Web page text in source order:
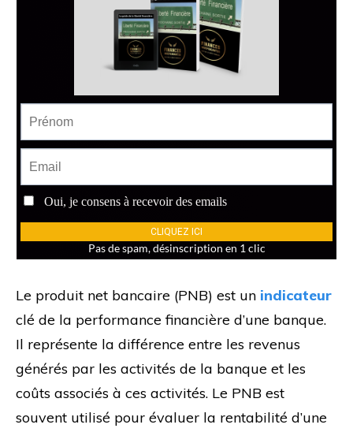
Le produit net bancaire (PNB) est un indicateur
clé de la performance financière d’une banque.
Il représente la différence entre les revenus
générés par les activités de la banque et les
coûts associés à ces activités. Le PNB est
souvent utilisé pour évaluer la rentabilité d’une